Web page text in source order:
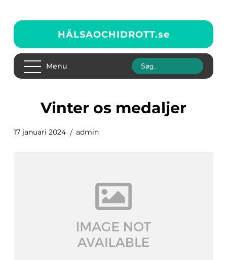
HÄLSAOCHIDROTT.se
Menu
vinter os medaljer
17 januari 2024 admin